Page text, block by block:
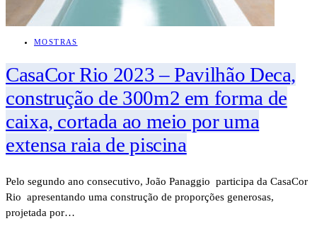
MOSTRAS
CasaCor Rio 2023 – Pavilhão Deca,
construção de 300m2 em forma de
caixa, cortada ao meio por uma
extensa raia de piscina
Pelo segundo ano consecutivo, João Panaggio participa da CasaCor
Rio apresentando uma construção de proporções generosas,
projetada por…